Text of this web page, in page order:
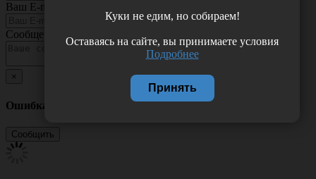
Ваш E-mail
Сообщение
×
Ошибка
Куки не едим, но собираем!
Оставаясь на сайте, вы принимаете условия
Подробнее
Принять